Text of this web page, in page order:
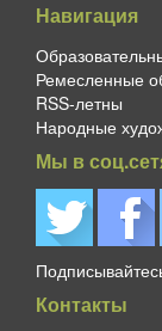
Навигация
Ремесленные
RSS-летны
Народные
Мы в
Контакты